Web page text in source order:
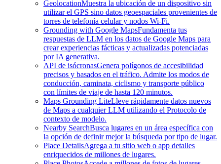
GeolocationMuestra la ubicación de un dispositivo sin
utilizar el GPS sino datos geoespaciales provenientes de
torres de telefonía celular y nodos Wi-Fi.
Grounding with Google MapsFundamenta tus
respuestas de LLM en los datos de Google Maps para
crear experiencias fácticas y actualizadas potenciadas
por IA generativa.
API de isócronasGenera polígonos de accesibilidad
precisos y basados en el tráfico. Admite los modos de
conducción, caminata, ciclismo y transporte público
con límites de viaje de hasta 120 minutos.
Maps Grounding LiteLleve rápidamente datos nuevos
de Maps a cualquier LLM utilizando el Protocolo de
contexto de modelo.
Nearby SearchBusca lugares en un área específica con
la opción de definir mejor la búsqueda por tipo de lugar.
Place DetailsAgrega a tu sitio web o app detalles
enriquecidos de millones de lugares.